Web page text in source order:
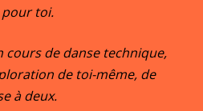
toi.
cours de danse technique,
de toi-même, de
à deux.